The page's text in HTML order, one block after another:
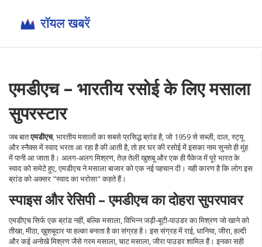
एमडीएच – भारतीय रसोई के लिए मसाला
सुपरस्टार
जब बातएमडीएच,भारतीय मसालों का सबसे प्रसिद्ध ब्रांड है, जो 1959 से सब्ज़ी, दाल, स्ट्यू
और स्नैक्स में स्वाद भरता आ रहा हैकी आती है, तो हर घर की रसोई में इसका नाम सुनते ही मुंह
में पानी आ जाता है। अलग‑अलग मिश्रण, तेज़ तेली खुशबू और एक ही पैकेज में पूरे भारत के
स्वाद को समेटे हुए, एमडीएच ने मसाला बाजार को एक नई पहचान दी। यही कारण है कि लोग इस
ब्रांड को अक्सर "स्वाद का भरोसा" कहते हैं।
स्पाइस और रेसिपी – एमडीएच का दोहरा सुपरपावर
एमडीएच सिर्फ एक ब्रांड नहीं, बल्किमसाला,विभिन्न जड़ी‑बूटी‑पाउडर का मिश्रण जो खाने को
तीखा, मीठा, ख़ुशबूदार या हल्का बनाता हैका संग्रह है। इस संग्रह में राई, धानिया, जीरा, हल्दी
और कई अनोखे मिश्रण जैसे गरम मसाला, चाट मसाला, जीरा पाउडर शामिल हैं। इनका सही